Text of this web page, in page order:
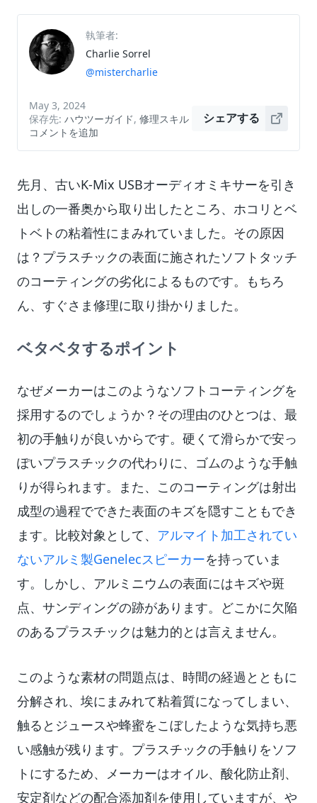
執筆者:
Charlie Sorrel
@mistercharlie
May 3, 2024
保存先: ハウツーガイド, 修理スキル
コメントを追加
シェアする
先月、古いK-Mix USBオーディオミキサーを引き
出しの一番奥から取り出したところ、ホコリとベ
トベトの粘着性にまみれていました。その原因
は？プラスチックの表面に施されたソフトタッチ
のコーティングの劣化によるものです。もちろ
ん、すぐさま修理に取り掛かりました。
ベタベタするポイント
なぜメーカーはこのようなソフトコーティングを
採用するのでしょうか？その理由のひとつは、最
初の手触りが良いからです。硬くて滑らかで安っ
ぽいプラスチックの代わりに、ゴムのような手触
りが得られます。また、このコーティングは射出
成型の過程でできた表面のキズを隠すこともでき
ます。比較対象として、 アルマイト加工されてい
ないアルミ製Genelecスピーカーを持っていま
す。しかし、アルミニウムの表面にはキズや斑
点、サンディングの跡があります。どこかに欠陥
のあるプラスチックは魅力的とは言えません。
このような素材の問題点は、時間の経過とともに
分解され、埃にまみれて粘着質になってしまい、
触るとジュースや蜂蜜をこぼしたような気持ち悪
い感触が残ります。プラスチックの手触りをソフ
トにするため、メーカーはオイル、酸化防止剤、
安定剤などの配合添加剤を使用していますが、や